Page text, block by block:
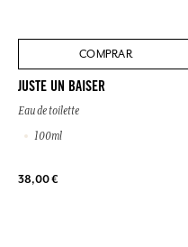
COMPRAR
JUSTE UN BAISER
Eau de toilette
100ml
38,00 €